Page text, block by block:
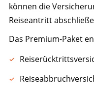
können die
Reiseantritt
Das Premium-Paket